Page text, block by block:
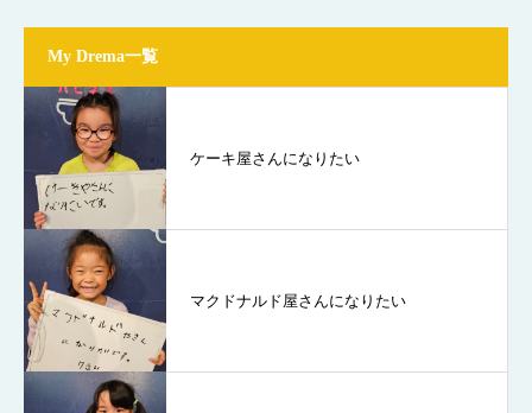
My Drema一覧
ケーキ屋さんになりたい
マクドナルド屋さんになりたい